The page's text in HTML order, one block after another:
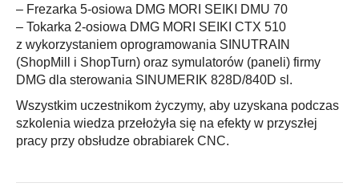
– Frezarka 5-osiowa DMG MORI SEIKI DMU 70
– Tokarka 2-osiowa DMG MORI SEIKI CTX 510
z wykorzystaniem oprogramowania SINUTRAIN
(ShopMill i ShopTurn) oraz symulatorów (paneli) firmy
DMG dla sterowania SINUMERIK 828D/840D sl.
Wszystkim uczestnikom życzymy, aby uzyskana podczas
szkolenia wiedza przełożyła się na efekty w przyszłej
pracy przy obsłudze obrabiarek CNC.